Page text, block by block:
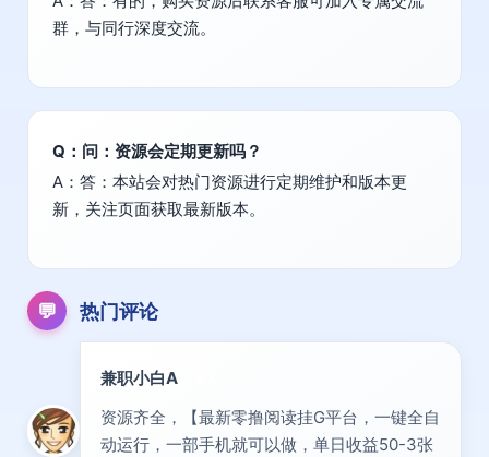
群，与同行深度交流。
Q：问：资源会定期更新吗？
A：答：本站会对热门资源进行定期维护和版本更
新，关注页面获取最新版本。
💬 热门评论
兼职小白A
资源齐全，【最新零撸阅读挂G平台，一键全自
动运行，一部手机就可以做，单日收益50-3张